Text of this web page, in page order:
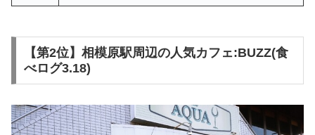
【第2位】相模原駅周辺の人気カフェ:BUZZ(食
べログ3.18)